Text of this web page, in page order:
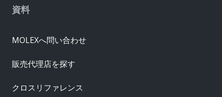
資料
MOLEXへ問い合わせ
販売代理店を探す
クロスリファレンス